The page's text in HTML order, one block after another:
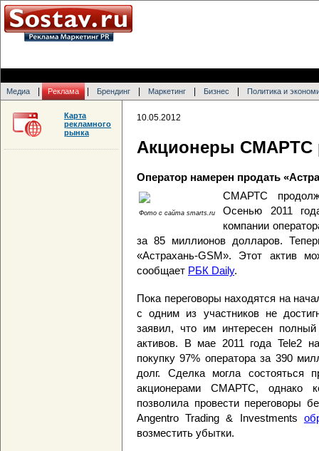
Медиа Реклама Брендинг Маркетинг Бизнес Политика и
10.05.2012
Акционеры СМАРТС
Оператор намерен продать
Фото с сайта smarts.ru
СМАРТС
Осенью 2011
компании
за 85 миллионов долларов.
«Астрахань-GSM». Этот актив
сообщает РБК Daily.
Пока переговоры находятся на
с одним из участников не
заявил, что им интересен
активов. В мае 2011 года Tele2
покупку 97% оператора за 390
долг. Сделка могла состояться
акционерами СМАРТС, однако
позволила провести переговоры
Angentro Trading & Investments
возместить убытки.
Карта
рекламного
рынка